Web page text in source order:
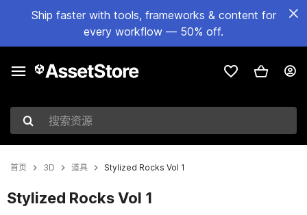
Ship faster with tools, frameworks & content for
every workflow — 50% off.
搜索资源
首页 3D 道具 Stylized Rocks Vol 1
Stylized Rocks Vol 1